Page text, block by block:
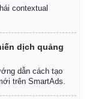
contextual
dịch quảng
dẫn cách tạo
trên SmartAds.